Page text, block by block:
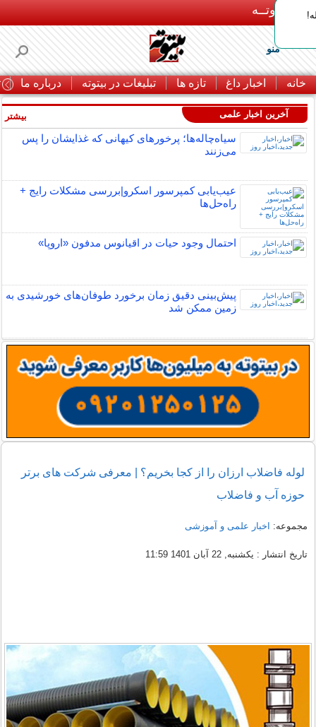
بـیتوتــه
منو
خانه اخبار داغ تازه ها تبلیغات در بیتوته درباره ما
آخرین اخبار علمی
سیاه‌چاله‌ها؛ پرخورهای کیهانی که غذایشان را پس
می‌زنند
عیب‌یابی کمپرسور اسکرو|بررسی مشکلات رایج +
راه‌حل‌ها
احتمال وجود حیات در اقیانوس مدفون «اروپا»
پیش‌بینی دقیق زمان برخورد طوفان‌های خورشیدی به
زمین ممکن شد
بیشتر
لوله فاضلاب ارزان را از کجا بخریم؟ | معرفی شرکت های برتر
حوزه آب و فاضلاب
مجموعه: اخبار علمی و آموزشی
تاریخ انتشار : یکشنبه, 22 آبان 1401 11:59